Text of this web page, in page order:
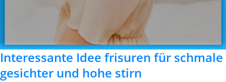
Interessante Idee frisuren für schmale
gesichter und hohe stirn